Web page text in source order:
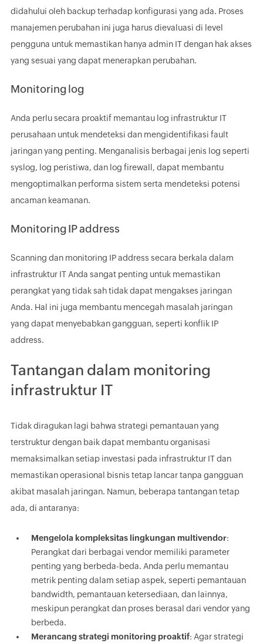
didahului oleh backup terhadap konfigurasi yang ada. Proses
manajemen perubahan ini juga harus dievaluasi di level
pengguna untuk memastikan hanya admin IT dengan hak akses
yang sesuai yang dapat menerapkan perubahan.
Monitoring log
Anda perlu secara proaktif memantau log infrastruktur IT
perusahaan untuk mendeteksi dan mengidentifikasi fault
jaringan yang penting. Menganalisis berbagai jenis log seperti
syslog, log peristiwa, dan log firewall, dapat membantu
mengoptimalkan performa sistem serta mendeteksi potensi
ancaman keamanan.
Monitoring IP address
Scanning dan monitoring IP address secara berkala dalam
infrastruktur IT Anda sangat penting untuk memastikan
perangkat yang tidak sah tidak dapat mengakses jaringan
Anda. Hal ini juga membantu mencegah masalah jaringan
yang dapat menyebabkan gangguan, seperti konflik IP
address.
Tantangan dalam monitoring
infrastruktur IT
Tidak diragukan lagi bahwa strategi pemantauan yang
terstruktur dengan baik dapat membantu organisasi
memaksimalkan setiap investasi pada infrastruktur IT dan
memastikan operasional bisnis tetap lancar tanpa gangguan
akibat masalah jaringan. Namun, beberapa tantangan tetap
ada, di antaranya:
Mengelola kompleksitas lingkungan multivendor:
Perangkat dari berbagai vendor memiliki parameter
penting yang berbeda-beda. Anda perlu memantau
metrik penting dalam setiap aspek, seperti pemantauan
bandwidth, pemantauan ketersediaan, dan lainnya,
meskipun perangkat dan proses berasal dari vendor yang
berbeda.
Merancang strategi monitoring proaktif: Agar strategi